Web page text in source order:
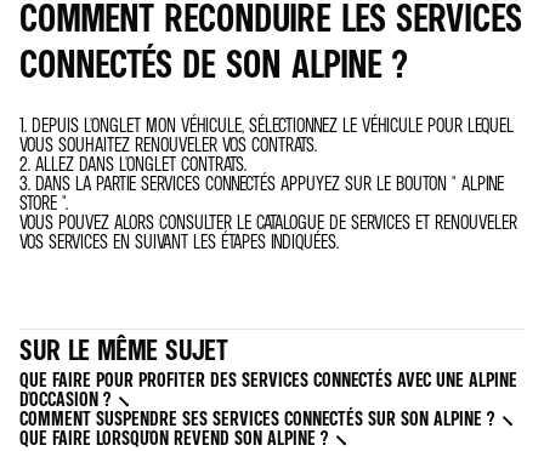
COMMENT RECONDUIRE LES SERVICES
CONNECTÉS DE SON ALPINE ?
1. DEPUIS L'ONGLET MON VÉHICULE, SÉLECTIONNEZ LE VÉHICULE POUR LEQUEL
VOUS SOUHAITEZ RENOUVELER VOS CONTRATS.
2. ALLEZ DANS L'ONGLET CONTRATS.
3. DANS LA PARTIE SERVICES CONNECTÉS APPUYEZ SUR LE BOUTON " ALPINE
STORE ".
VOUS POUVEZ ALORS CONSULTER LE CATALOGUE DE SERVICES ET RENOUVELER
VOS SERVICES EN SUIVANT LES ÉTAPES INDIQUÉES.
SUR LE MÊME SUJET
QUE FAIRE POUR PROFITER DES SERVICES CONNECTÉS AVEC UNE ALPINE
D'OCCASION ?
COMMENT SUSPENDRE SES SERVICES CONNECTÉS SUR SON ALPINE ?
QUE FAIRE LORSQU'ON REVEND SON ALPINE ?